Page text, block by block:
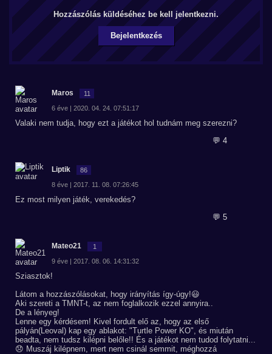
Hozzászólás küldéséhez be kell jelentkezni.
Bejelentkezés
Maros 11
6 éve | 2020. 04. 24. 07:51:17
Valaki nem tudja, hogy ezt a játékot hol tudnám meg szerezni?
💬 4
Liptik 86
8 éve | 2017. 11. 08. 07:26:45
Ez most milyen játék, verekedés?
💬 5
Mateo21 1
9 éve | 2017. 08. 06. 14:31:32
Sziasztok!
Látom a hozzászólásokat, hogy irányítás így-úgy!😃
Aki szereti a TMNT-t, az nem foglalkozik ezzel annyira..
De a lényeg!
Lenne egy kérdésem! Kivel fordult elő az, hogy az első
pályán(Leoval) kap egy ablakot: "Turtle Power KO", és miután
beadta, nem tudsz kilépni belőle!! És a játékot nem tudod folytatni...
😞 Muszáj kilépnem, mert nem csinál semmit, méghozzá